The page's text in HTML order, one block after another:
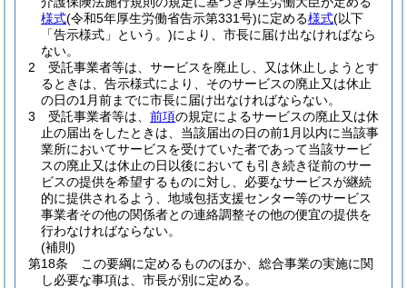
様式(令和5年厚生労働省告示第331号)に定める様式(以下
「告示様式」という。)により、市長に届け出なければなら
ない。
2
受託事業者等は、サービスを廃止し、又は休止しようとす
るときは、告示様式により、そのサービスの廃止又は休止
の日の1月前までに市長に届け出なければならない。
3
受託事業者等は、 前項の規定によるサービスの廃止又は休
止の届出をしたときは、当該届出の日の前1月以内に当該事
業所においてサービスを受けていた者であって当該サービ
スの廃止又は休止の日以後においても引き続き従前のサー
ビスの提供を希望するものに対し、必要なサービスが継続
的に提供されるよう、地域包括支援センター等のサービス
事業者その他の関係者との連絡調整その他の便宜の提供を
行わなければならない。
(補則)
第18条
この要綱に定めるもののほか、総合事業の実施に関
し必要な事項は、市長が別に定める。